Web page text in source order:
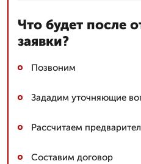
Что будет после
заявки?
Позвоним
Зададим уточняющие
Рассчитаем
Составим договор